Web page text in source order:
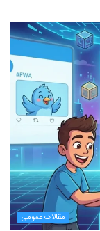
مقالات عمومی